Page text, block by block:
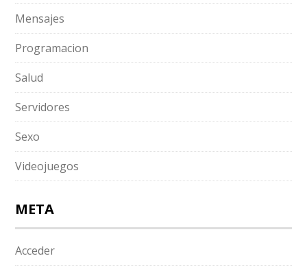
Mensajes
Programacion
Salud
Servidores
Sexo
Videojuegos
META
Acceder